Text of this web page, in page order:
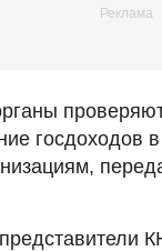
госдоходов в